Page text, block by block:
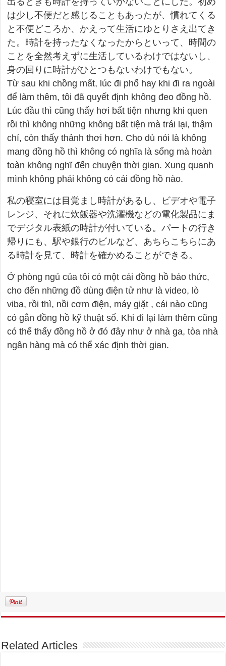
は少し不便だと感じることもあったが、慣れてくる
と不便どころか、かえって生活にゆとりさえ出てき
た。時計を持ったなくなったからといって、時間の
ことを全然考えずに生活しているわけではないし、
身の回りに時計がひとつもないわけでもない。
Từ sau khi chồng mất, lúc đi phố hay khi đi ra ngoài
để làm thêm, tôi đã quyết định không đeo đồng hồ.
Lúc đầu thì cũng thấy hơi bất tiện nhưng khi quen
rồi thì không những không bất tiện mà trái lại, thậm
chí, còn thấy thảnh thơi hơn. Cho dù nói là không
mang đồng hồ thì không có nghĩa là sống mà hoàn
toàn không nghĩ đến chuyện thời gian. Xung quanh
mình không phải không có cái đồng hồ nào.
私の寝室には目覚まし時計があるし、ビデオや電子
レンジ、それに炊飯器や洗濯機などの電化製品にま
でデジタル表紙の時計が付いている。パートの行き
帰りにも、駅や銀行のビルなど、あちらこちらにあ
る時計を見て、時計を確かめることができる。
Ở phòng ngủ của tôi có một cái đồng hồ báo thức,
cho đến những đồ dùng điện tử như là video, lò
viba, rồi thì, nồi cơm điện, máy giặt , cái nào cũng
có gắn đồng hồ kỹ thuật số. Khi đi lại làm thêm cũng
có thể thấy đồng hồ ở đó đây như ở nhà ga, tòa nhà
ngân hàng mà có thể xác định thời gian.
Related Articles